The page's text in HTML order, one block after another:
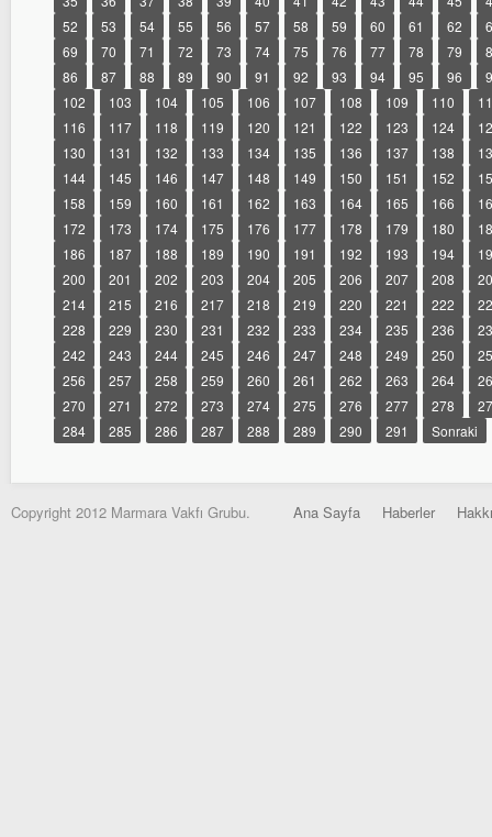
52
53 54 55 56 57 58 59 60 61 62
69
70 71 72 73 74 75 76 77 78 79
86
87 88 89 90 91 92 93 94 95 96
102
103 104 105 106 107 108 109 110
116
117 118 119 120 121 122 123 124
130
131 132 133 134 135 136 137 138
144
145 146 147 148 149 150 151 152
158
159 160 161 162 163 164 165 166
172
173 174 175 176 177 178 179 180
186
187 188 189 190 191 192 193 194
200
201 202 203 204 205 206 207 208
214
215 216 217 218 219 220 221 222
228
229 230 231 232 233 234 235 236
242
243 244 245 246 247 248 249 250
256
257 258 259 260 261 262 263 264
270
271 272 273 274 275 276 277 278
284
285 286 287 288 289 290 291 Sonraki
Copyright 2012 Marmara Vakfı Grubu. Ana Sayfa Haberler